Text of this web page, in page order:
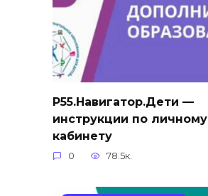
Р55.Навигатор.Дети —
инструкции по личному
кабинету
0 78.5к.